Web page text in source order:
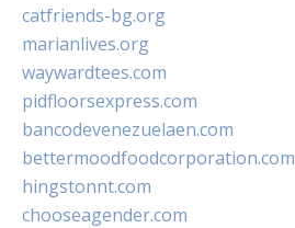
catfriends-bg.org
marianlives.org
waywardtees.com
pidfloorsexpress.com
bancodevenezuelaen.com
bettermoodfoodcorporation.com
hingstonnt.com
chooseagender.com